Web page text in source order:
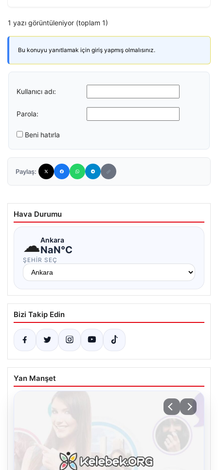
1 yazı görüntüleniyor (toplam 1)
Bu konuyu yanıtlamak için giriş yapmış olmalısınız.
Kullanıcı adı:
Parola:
Beni hatırla
Paylaş:
Hava Durumu
☁Ankara
NaN°C
ŞEHIR SEÇ
Bizi Takip Edin
Yan Manşet